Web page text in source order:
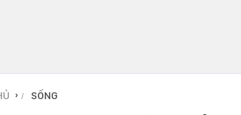
› SỐNG